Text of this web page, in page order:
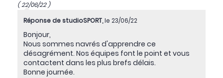
( 22/06/22 )
Réponse de studioSPORT,le 23/06/22
Bonjour,
Nous sommes navrés d'apprendre ce
désagrément. Nos équipes font le point et vous
contactent dans les plus brefs délais.
Bonne journée.